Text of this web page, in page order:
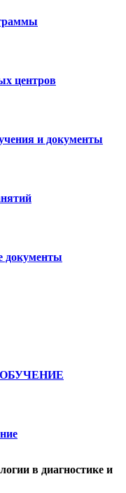
центров
и документы
документы
в диагностике и